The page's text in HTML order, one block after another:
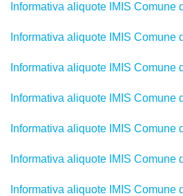
Informativa aliquote IMIS Comune
Informativa aliquote IMIS Comune
Informativa aliquote IMIS Comune
Informativa aliquote IMIS Comune
Informativa aliquote IMIS Comune
Informativa aliquote IMIS Comune
Informativa aliquote IMIS Comune